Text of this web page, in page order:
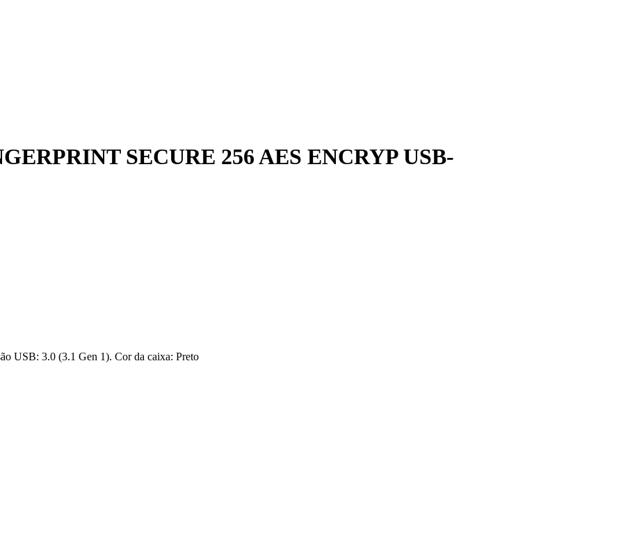
SECURE 256 AES ENCRYP USB-
USB: 3.0 (3.1 Gen 1). Cor da caixa: Preto